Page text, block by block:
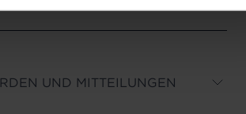
UND MITTEILUNGEN